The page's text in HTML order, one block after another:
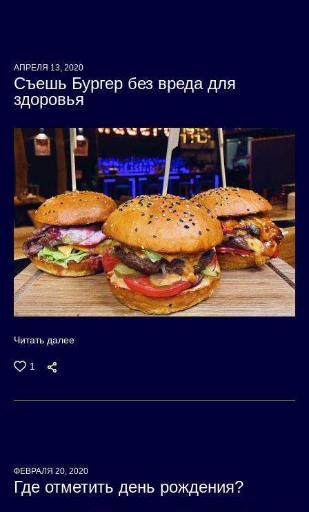
Съешь Бургер без вреда для
здоровья
АПРЕЛЯ 13, 2020
Читать далее
1
Где отметить день рождения?
ФЕВРАЛЯ 20, 2020